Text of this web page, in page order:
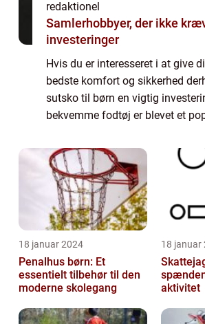
redaktionel
Samlerhobbyer, der ikke
investeringer
Hvis du er interesseret i at give
bedste komfort og sikkerhed
sutsko til børn en vigtig
bekvemme fodtøj er blevet et
børn mod kulde, glatte gul...
18 januar 2024
Penalhus børn: Et
essentielt tilbehør til den
moderne skolegang
18 januar
aktivitet